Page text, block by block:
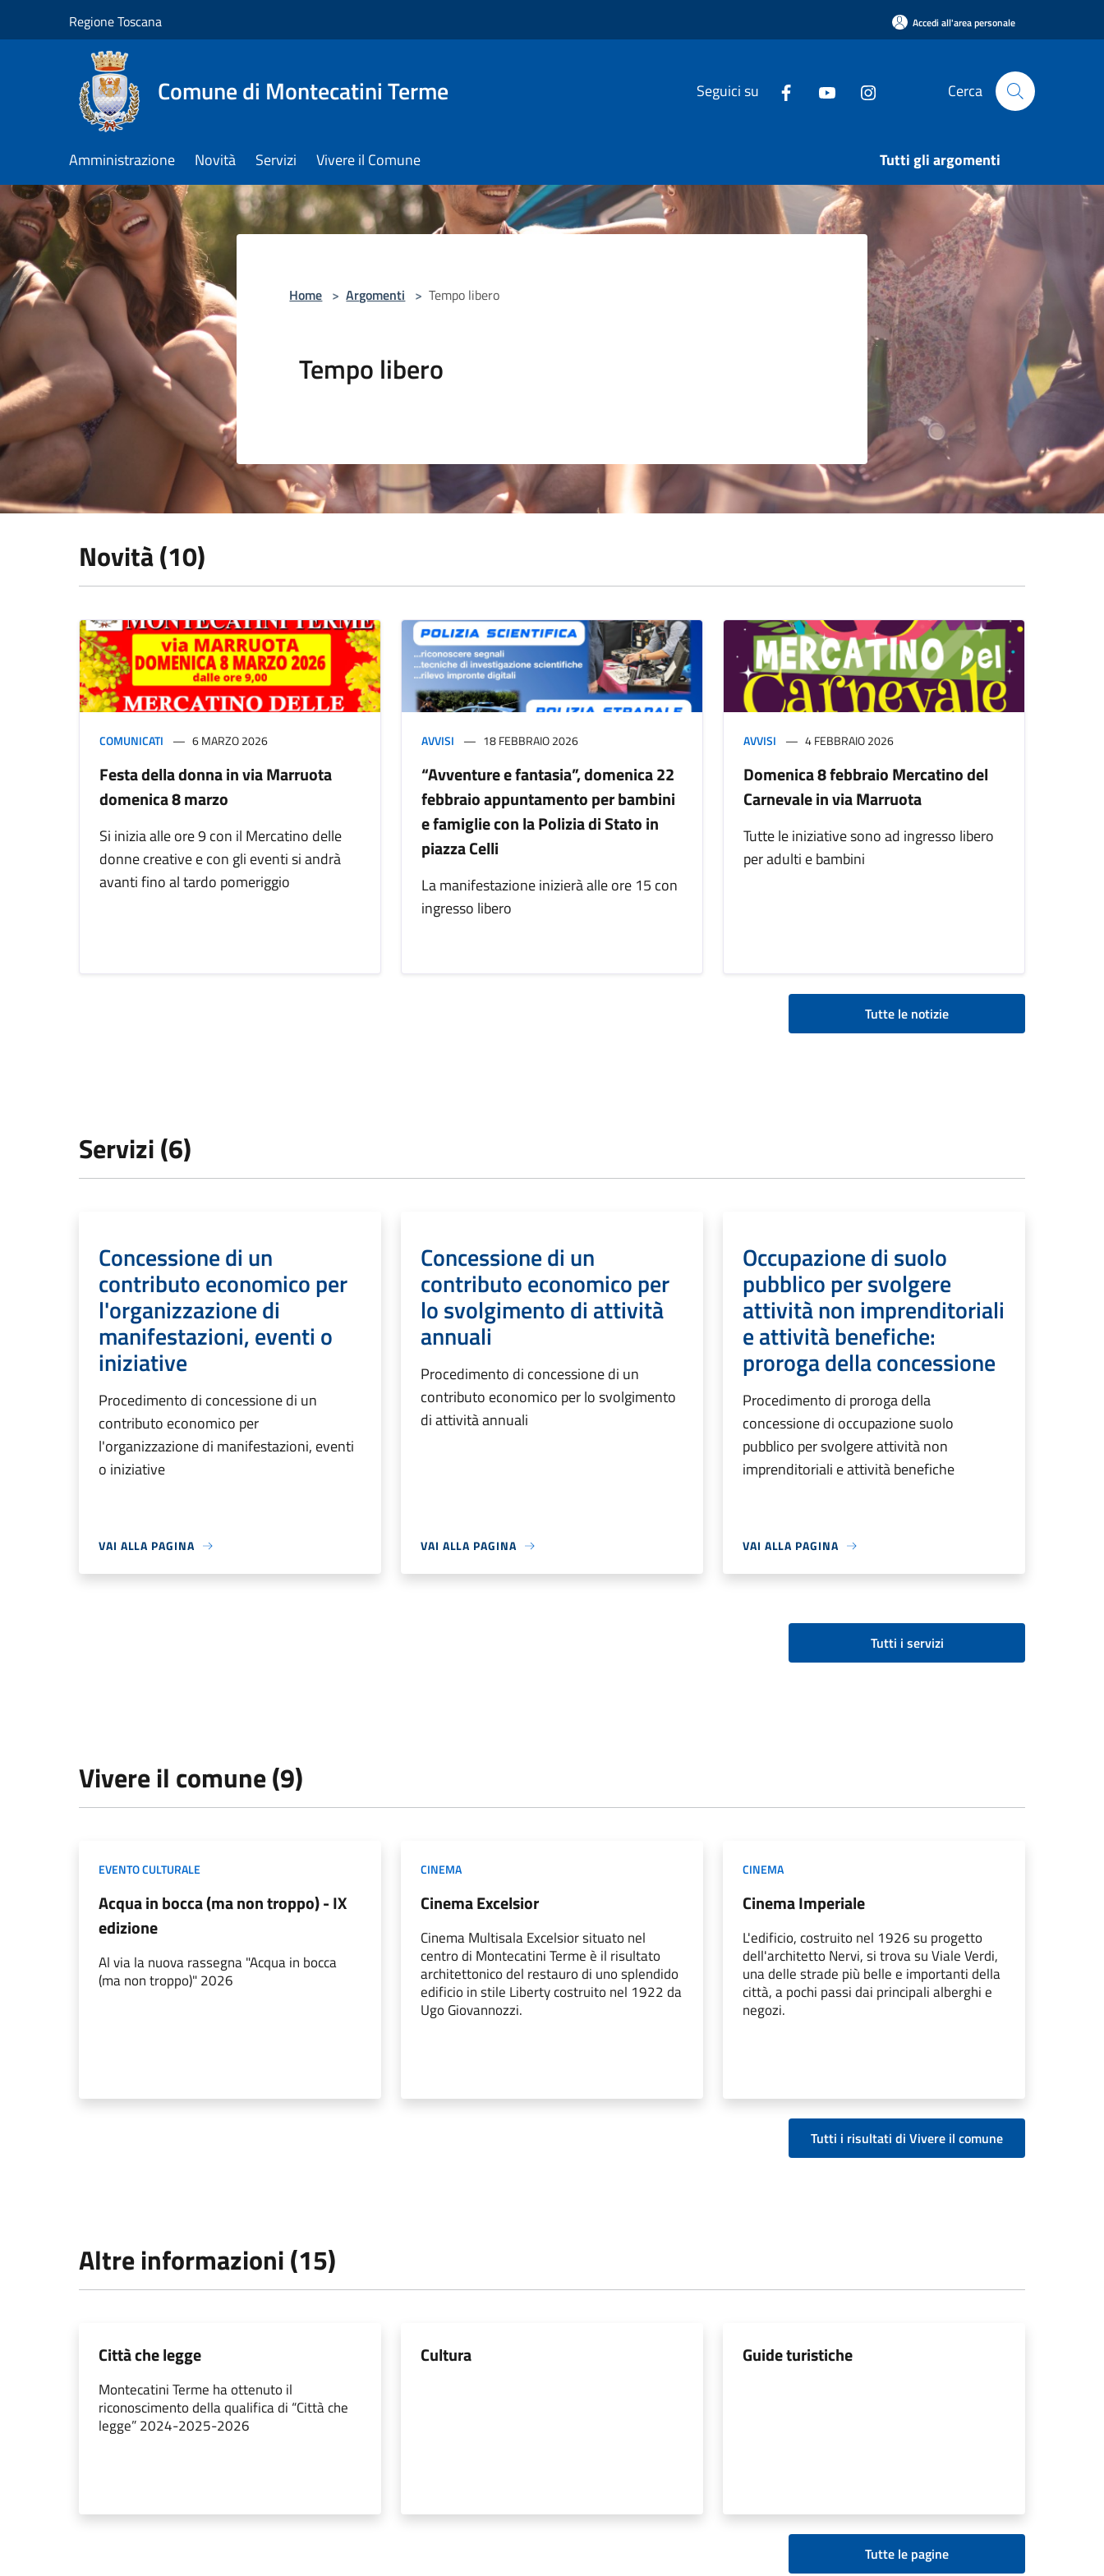
Regione Toscana Accedi all'area personale
Comune di Montecatini Terme Seguici su Cerca
Amministrazione Novità Servizi Vivere il Comune Tutti gli argomenti
Home > Argomenti > Tempo libero
Tempo libero
Novità (10)
COMUNICATI 6 MARZO 2026
Festa della donna in via Marruota
domenica 8 marzo
Si inizia alle ore 9 con il Mercatino delle
donne creative e con gli eventi si andrà
avanti fino al tardo pomeriggio
AVVISI 18 FEBBRAIO 2026
“Avventure e fantasia”, domenica 22
febbraio appuntamento per bambini
e famiglie con la Polizia di Stato in
piazza Celli
La manifestazione inizierà alle ore 15 con
ingresso libero
AVVISI 4 FEBBRAIO 2026
Domenica 8 febbraio Mercatino del
Carnevale in via Marruota
Tutte le iniziative sono ad ingresso libero
per adulti e bambini
Tutte le notizie
Servizi (6)
Concessione di un
contributo economico per
l'organizzazione di
manifestazioni, eventi o
iniziative
Procedimento di concessione di un
contributo economico per
l'organizzazione di manifestazioni, eventi
o iniziative
VAI ALLA PAGINA
Concessione di un
contributo economico per
lo svolgimento di attività
annuali
Procedimento di concessione di un
contributo economico per lo svolgimento
di attività annuali
VAI ALLA PAGINA
Occupazione di suolo
pubblico per svolgere
attività non imprenditoriali
e attività benefiche:
proroga della concessione
Procedimento di proroga della
concessione di occupazione suolo
pubblico per svolgere attività non
imprenditoriali e attività benefiche
VAI ALLA PAGINA
Tutti i servizi
Vivere il comune (9)
EVENTO CULTURALE
Acqua in bocca (ma non troppo) - IX
edizione
Al via la nuova rassegna "Acqua in bocca
(ma non troppo)" 2026
CINEMA
Cinema Excelsior
Cinema Multisala Excelsior situato nel
centro di Montecatini Terme è il risultato
architettonico del restauro di uno splendido
edificio in stile Liberty costruito nel 1922 da
Ugo Giovannozzi.
CINEMA
Cinema Imperiale
L'edificio, costruito nel 1926 su progetto
dell'architetto Nervi, si trova su Viale Verdi,
una delle strade più belle e importanti della
città, a pochi passi dai principali alberghi e
negozi.
Tutti i risultati di Vivere il comune
Altre informazioni (15)
Città che legge
Montecatini Terme ha ottenuto il
riconoscimento della qualifica di “Città che
legge” 2024-2025-2026
Cultura Guide turistiche
Tutte le pagine